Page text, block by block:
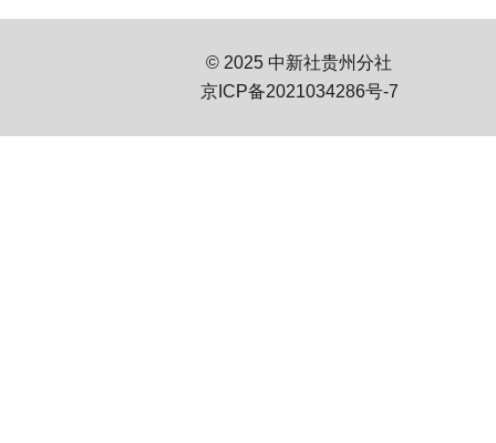
© 2025 中新社贵州分社
京ICP备2021034286号-7